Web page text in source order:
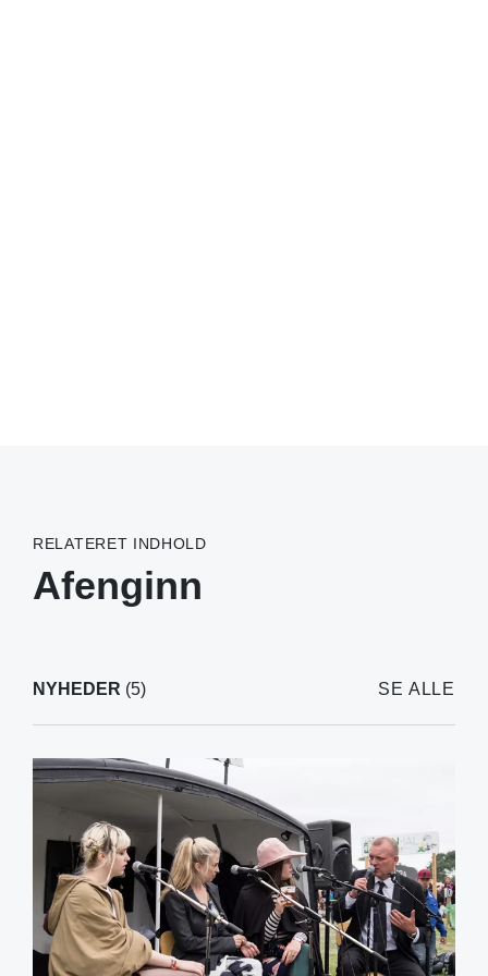
RELATERET INDHOLD
Afenginn
NYHEDER (5) SE ALLE